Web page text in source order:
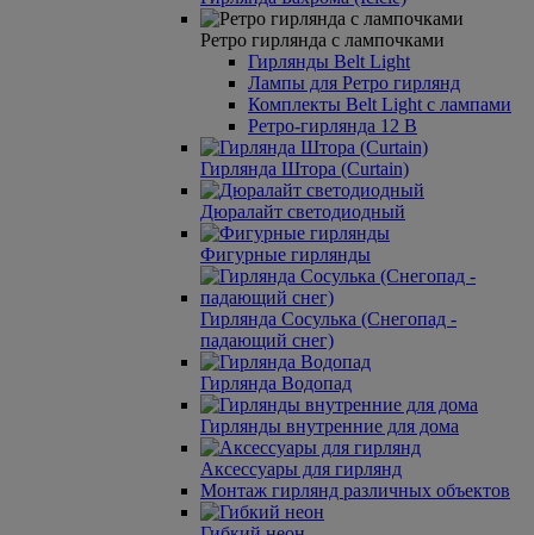
Ретро гирлянда с лампочками
Гирлянды Belt Light
Лампы для Ретро гирлянд
Комплекты Belt Light с лампами
Ретро-гирлянда 12 В
Гирлянда Штора (Curtain)
Дюралайт светодиодный
Фигурные гирлянды
Гирлянда Сосулька (Снегопад -
падающий снег)
Гирлянда Водопад
Гирлянды внутренние для дома
Аксессуары для гирлянд
Монтаж гирлянд различных объектов